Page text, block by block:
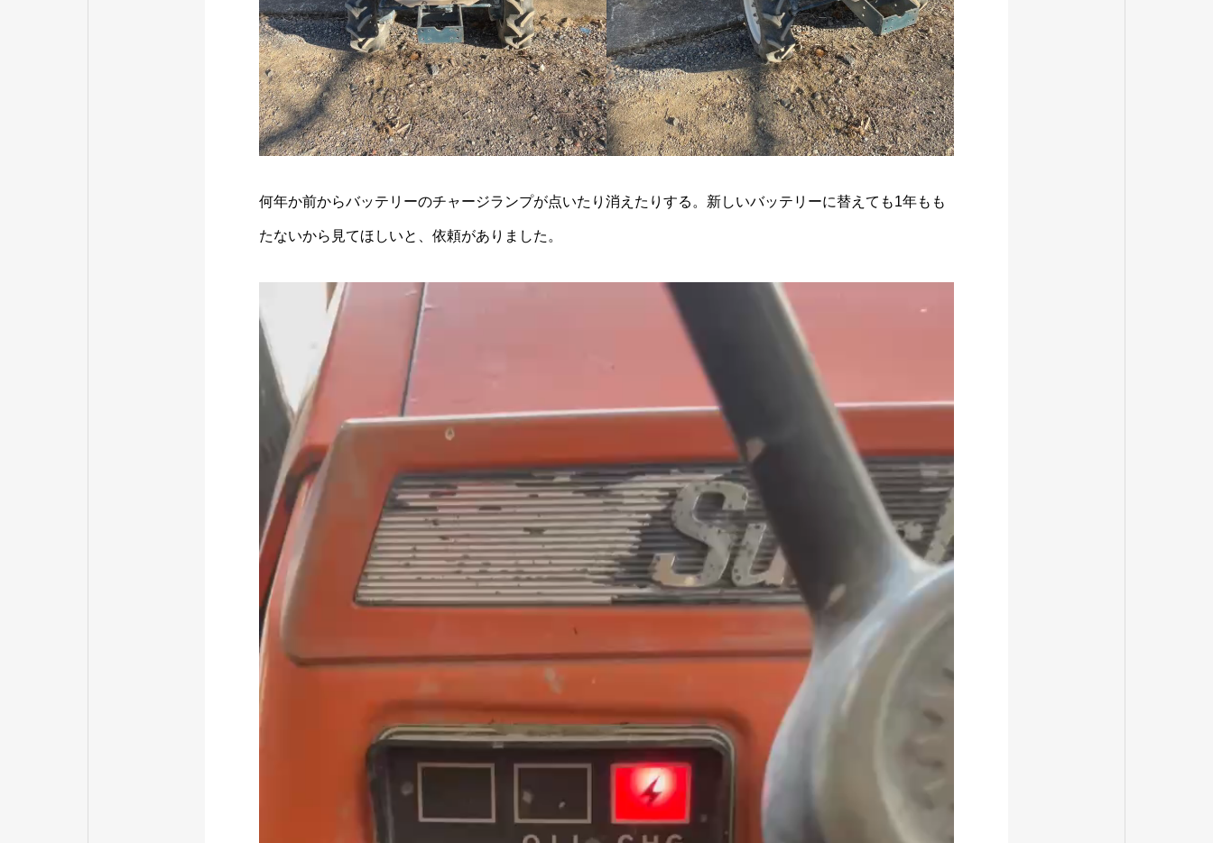
何年か前からバッテリーのチャージランプが点いたり消えたりする。新しいバッテリーに替えても1年もも
たないから見てほしいと、依頼がありました。